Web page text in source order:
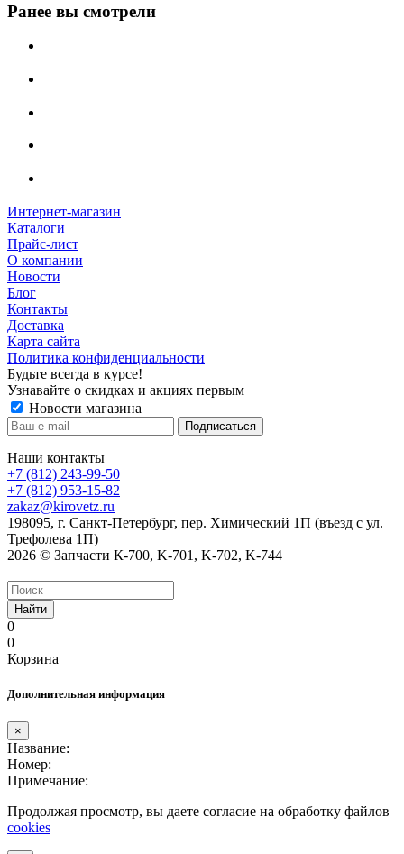
Ранее вы смотрели
Интернет-магазин
Каталоги
Прайс-лист
О компании
Новости
Блог
Контакты
Доставка
Карта сайта
Политика конфиденциальности
Будьте всегда в курсе!
Узнавайте о скидках и акциях первым
Новости магазина
Наши контакты
+7 (812) 243-99-50
+7 (812) 953-15-82
zakaz@kirovetz.ru
198095, г. Санкт-Петербург, пер. Химический 1П (въезд с ул.
Трефолева 1П)
2026 © Запчасти К-700, K-701, K-702, K-744
Найти
0
0
Корзина
Дополнительная информация
×
Название:
Номер:
Примечание:
Продолжая просмотр, вы даете согласие на обработку файлов
cookies